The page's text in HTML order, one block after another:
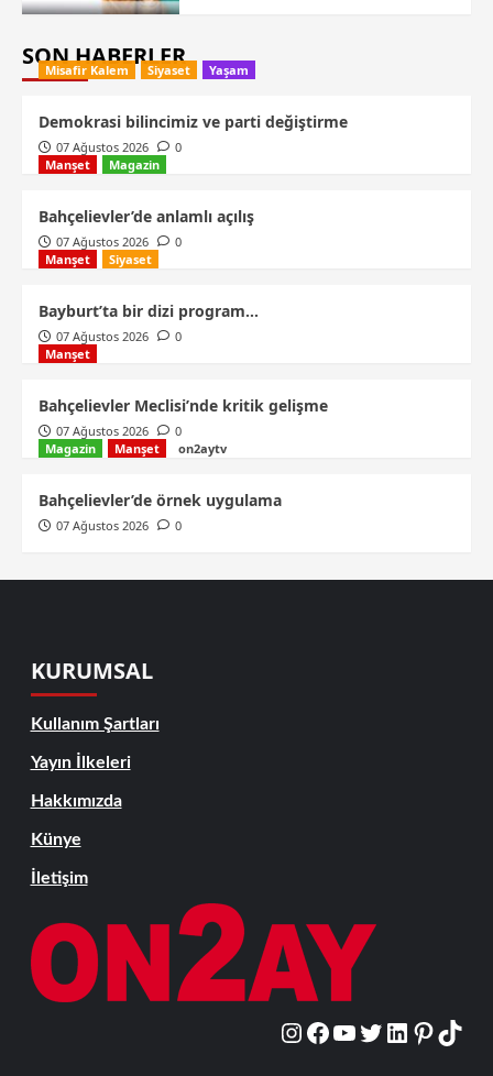
SON HABERLER
Misafir Kalem Siyaset Yaşam
Demokrasi bilincimiz ve parti değiştirme
07 Ağustos 2026
0
Manşet
Magazin
Bahçelievler’de anlamlı açılış
07 Ağustos 2026
0
Manşet
Siyaset
Bayburt’ta bir dizi program…
07 Ağustos 2026
0
Manşet
Bahçelievler Meclisi’nde kritik gelişme
07 Ağustos 2026
0
Magazin
Manşet on2aytv
Bahçelievler’de örnek uygulama
07 Ağustos 2026 0
KURUMSAL
Kullanım Şartları
Yayın İlkeleri
Hakkımızda
Künye
İletişim